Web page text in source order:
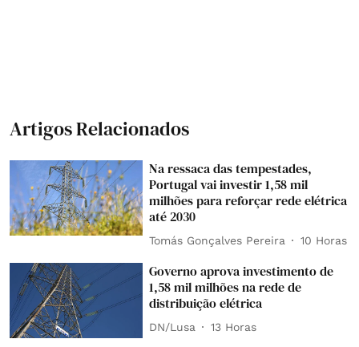
Artigos Relacionados
Na ressaca das tempestades,
Portugal vai investir 1,58 mil
milhões para reforçar rede elétrica
até 2030
Tomás Gonçalves Pereira 10 Horas
Governo aprova investimento de
1,58 mil milhões na rede de
distribuição elétrica
DN/Lusa 13 Horas